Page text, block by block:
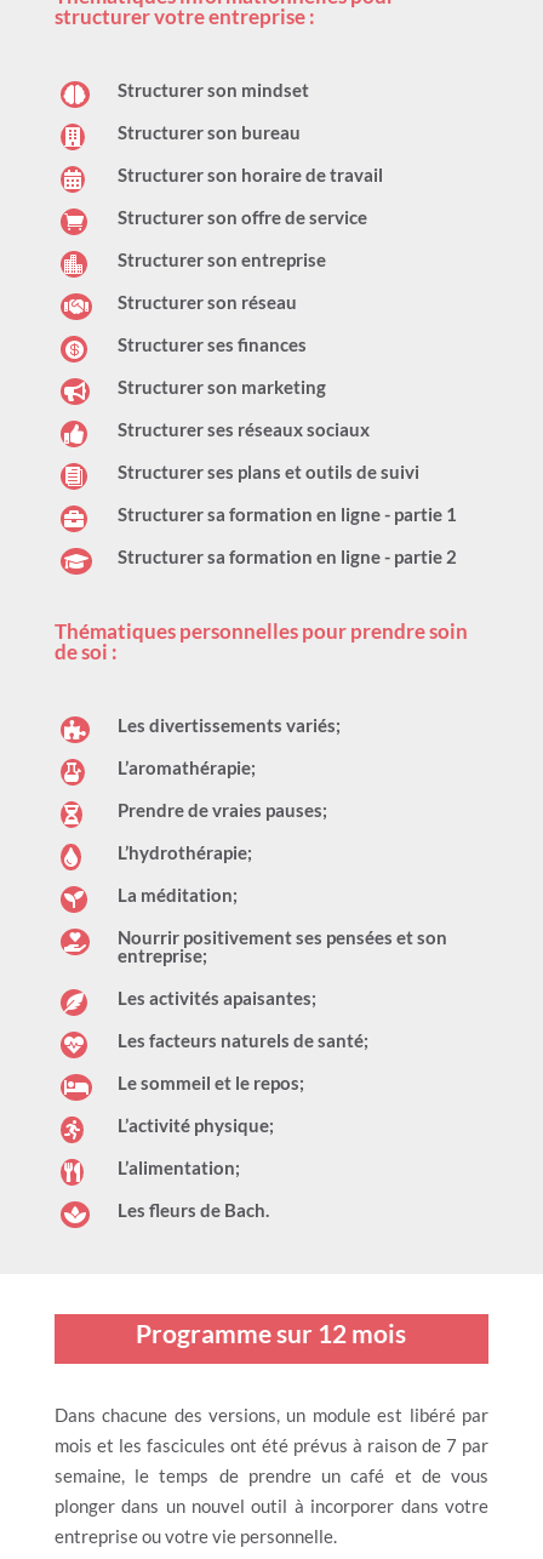
structurer votre entreprise :
 Structurer son mindset
 Structurer son bureau
 Structurer son horaire de travail
 Structurer son offre de service
 Structurer son entreprise
 Structurer son réseau
 Structurer ses finances
 Structurer son marketing
 Structurer ses réseaux sociaux
 Structurer ses plans et outils de suivi
 Structurer sa formation en ligne - partie 1
 Structurer sa formation en ligne - partie 2
Thématiques personnelles pour prendre soin
de soi :
 Les divertissements variés;
 L’aromathérapie;
 Prendre de vraies pauses;
 L’hydrothérapie;
 La méditation;

Nourrir positivement ses pensées et son
entreprise;
 Les activités apaisantes;
 Les facteurs naturels de santé;
 Le sommeil et le repos;
 L’activité physique;
 L’alimentation;
 Les fleurs de Bach.
Programme sur 12 mois
Dans chacune des versions, un module est libéré par
mois et les fascicules ont été prévus à raison de 7 par
semaine, le temps de prendre un café et de vous
plonger dans un nouvel outil à incorporer dans votre
entreprise ou votre vie personnelle.